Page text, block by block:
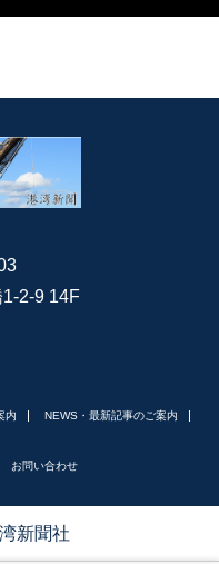
2-9 14F
内 NEWS・最新記事のご案内
お問い合わせ
新聞社